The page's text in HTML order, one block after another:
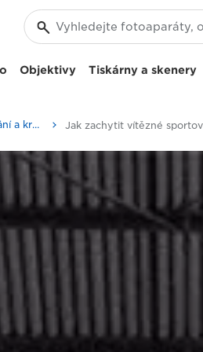
Objektivy Tiskárny a skenery
Příběhy o fotografování a kreativitě